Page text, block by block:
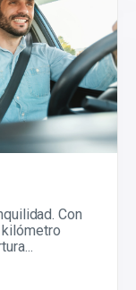
Con
kilómetro